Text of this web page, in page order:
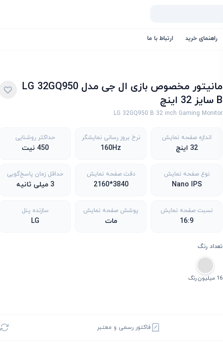
راهنمای خرید ارتباط با ما
مانیتور مخصوص بازی ال جی مدل LG 32GQ950
B سایز 32 اینچ
LG 32GQ950 B 32 inch Gaming Monitor
اندازه صفحه نمایش
32 اینچ
نرخ بروز رسانی نمایشگر
160Hz
حداکثر روشنایی
450 نیت
نوع صفحه نمایش
Nano IPS
دقت صفحه نمایش
3840*2160
حداقل زمان پاسخ‌گویی
3 میلی ثانیه
نسبت صفحه نمایش
16:9
پوشش صفحه نمایش
مات
سازنده پنل
LG
تعداد رنگ
16 میلیون رنگ
فاکتور رسمی و معتبر